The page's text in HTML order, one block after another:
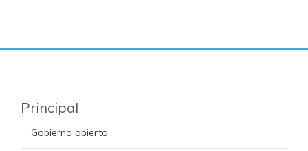
Principal
Gobierno abierto